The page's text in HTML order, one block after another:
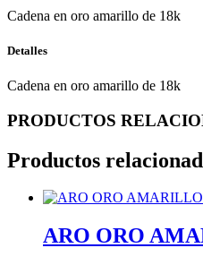
Cadena en oro amarillo de 18k
Detalles
Cadena en oro amarillo de 18k
PRODUCTOS
Productos
ARO ORO